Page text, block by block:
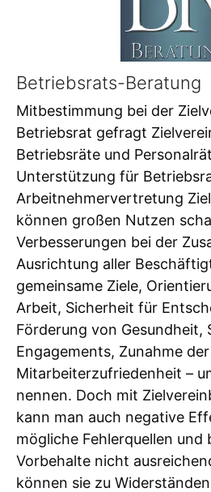
Betriebsrats-Beratung
Mitbestimmung bei der
Betriebsrat gefragt
Betriebsräte und
Unterstützung für
Arbeitnehmervertretung
können großen Nutzen
Verbesserungen bei der
Ausrichtung aller
gemeinsame Ziele,
Arbeit, Sicherheit für
Förderung von Gesundheit,
Engagements, Zunahme der
Mitarbeiterzufriedenheit –
nennen. Doch mit
kann man auch negative
mögliche Fehlerquellen und
Vorbehalte nicht
können sie zu